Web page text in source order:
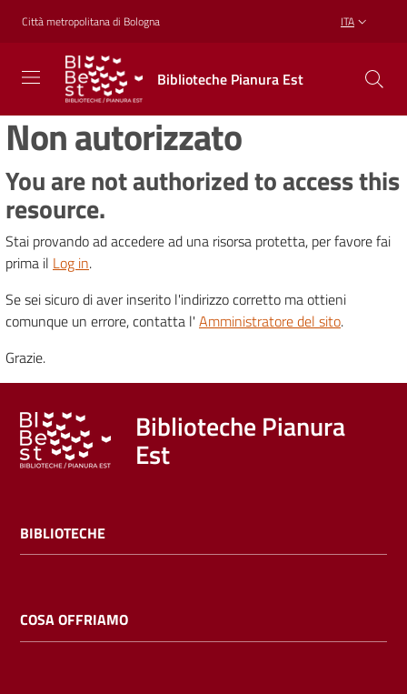
Vai al contenuto
Vai alla navigazione
Vai al footer
Città metropolitana di Bologna ITA
Biblioteche Pianura Est
Biblioteche
Pianura
Est
CONOSCERE,
CREARE,
Biblioteche
Cosa
offriamo
Trova
libri
e
film
Calendario
Non autorizzato
You are not authorized to access this
resource.
Stai provando ad accedere ad una risorsa protetta, per favore fai
prima il Log in.
Se sei sicuro di aver inserito l'indirizzo corretto ma ottieni
comunque un errore, contatta l' Amministratore del sito.
Grazie.
Biblioteche Pianura
Est
BIBLIOTECHE
COSA OFFRIAMO